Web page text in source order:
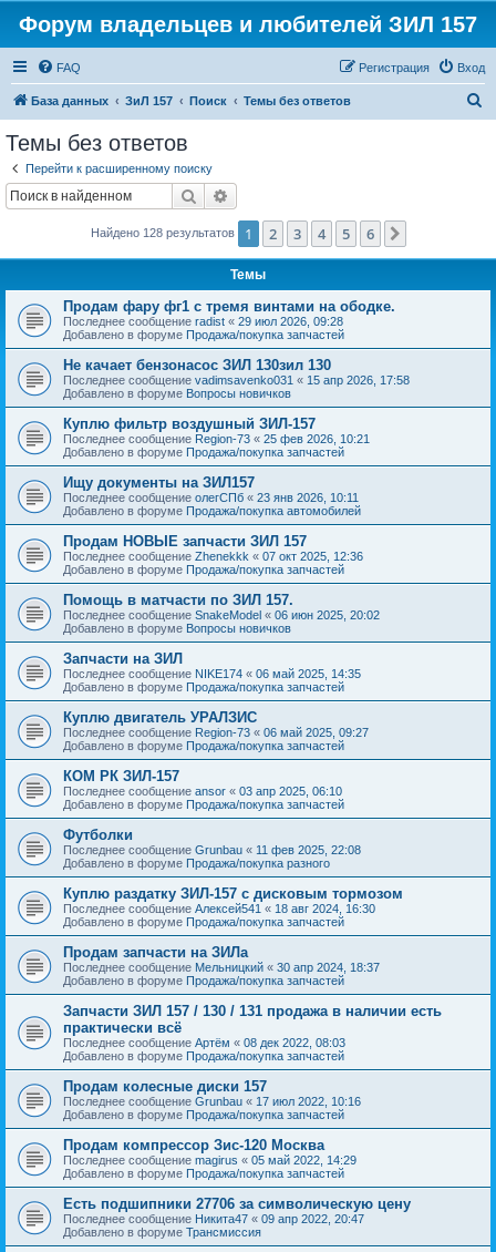
Форум владельцев и любителей ЗИЛ 157
FAQ Вход
Регистрация
База данных ЗиЛ 157 Поиск Темы без ответов
Темы без ответов
Перейти к расширенному поиску
Поиск
Найдено 128 результатов 1 2 3 4 5 6
Темы
Продам фару фг1 с тремя винтами на ободке.
Последнее сообщение radist « 29 июл 2026, 09:28
Добавлено в форуме Продажа/покупка запчастей
Не качает бензонасос ЗИЛ 130зил 130
Последнее сообщение vadimsavenko031 « 15 апр 2026, 17:58
Добавлено в форуме Вопросы новичков
Куплю фильтр воздушный ЗИЛ-157
Последнее сообщение Region-73 « 25 фев 2026, 10:21
Добавлено в форуме Продажа/покупка запчастей
Ищу документы на ЗИЛ157
Последнее сообщение олегСПб « 23 янв 2026, 10:11
Добавлено в форуме Продажа/покупка автомобилей
Продам НОВЫЕ запчасти ЗИЛ 157
Последнее сообщение Zhenekkk « 07 окт 2025, 12:36
Добавлено в форуме Продажа/покупка запчастей
Помощь в матчасти по ЗИЛ 157.
Последнее сообщение SnakeModel « 06 июн 2025, 20:02
Добавлено в форуме Вопросы новичков
Запчасти на ЗИЛ
Последнее сообщение NIKE174 « 06 май 2025, 14:35
Добавлено в форуме Продажа/покупка запчастей
Куплю двигатель УРАЛЗИС
Последнее сообщение Region-73 « 06 май 2025, 09:27
Добавлено в форуме Продажа/покупка запчастей
КОМ РК ЗИЛ-157
Последнее сообщение ansor « 03 апр 2025, 06:10
Добавлено в форуме Продажа/покупка запчастей
Футболки
Последнее сообщение Grunbau « 11 фев 2025, 22:08
Добавлено в форуме Продажа/покупка разного
Куплю раздатку ЗИЛ-157 с дисковым тормозом
Последнее сообщение Алексей541 « 18 авг 2024, 16:30
Добавлено в форуме Продажа/покупка запчастей
Продам запчасти на ЗИЛа
Последнее сообщение Мельницкий « 30 апр 2024, 18:37
Добавлено в форуме Продажа/покупка запчастей
Запчасти ЗИЛ 157 / 130 / 131 продажа в наличии есть
практически всё
Последнее сообщение Артём « 08 дек 2022, 08:03
Добавлено в форуме Продажа/покупка запчастей
Продам колесные диски 157
Последнее сообщение Grunbau « 17 июл 2022, 10:16
Добавлено в форуме Продажа/покупка запчастей
Продам компрессор Зис-120 Москва
Последнее сообщение magirus « 05 май 2022, 14:29
Добавлено в форуме Продажа/покупка запчастей
Есть подшипники 27706 за символическую цену
Последнее сообщение Никита47 « 09 апр 2022, 20:47
Добавлено в форуме Трансмиссия